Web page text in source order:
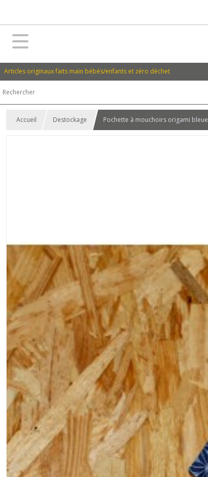
Articles originaux faits main bébés/enfants et zéro déchet
Accueil Destockage Pochette à mouchoirs origami bleue